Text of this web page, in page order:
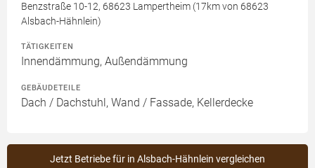
Benzstraße 10-12, 68623 Lampertheim (17km von 68623
Alsbach-Hähnlein)
TÄTIGKEITEN
Innendämmung, Außendämmung
GEBÄUDETEILE
Dach / Dachstuhl, Wand / Fassade, Kellerdecke
Jetzt Betriebe für in Alsbach-Hähnlein vergleichen